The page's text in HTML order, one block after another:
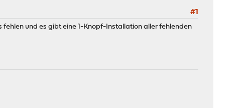
#1
und es gibt eine 1-Knopf-Installation aller fehlenden